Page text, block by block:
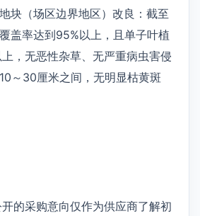
块（场区边界地区）改良：截至
盖率达到95%以上，且单子叶植
，无恶性杂草、无严重病虫害侵
～30厘米之间，无明显枯黄斑
的采购意向仅作为供应商了解初